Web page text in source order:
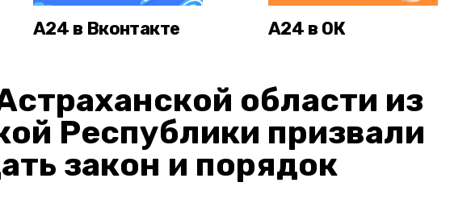
А24 в Вконтакте А24 в ОК
области из
Республики призвали
закон и порядок